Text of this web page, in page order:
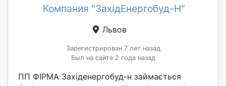
Компания "ЗахідЕнергобуд-Н"
Львов
Зарегистрирован 7 лет назад
Был на сайте 2 года назад
ПП ФІРМА Західенергобуд-н займається